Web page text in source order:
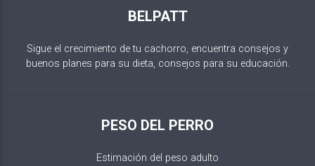
BELPATT
Sigue el crecimiento de tu cachorro, encuentra consejos y
buenos planes para su dieta, consejos para su educación.
PESO DEL PERRO
Estimación del peso adulto